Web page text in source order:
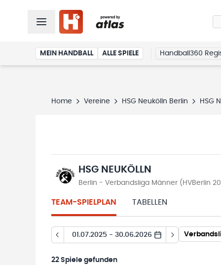
MEIN HANDBALL ALLE SPIELE Handball360
Home Vereine HSG Neukölln Berlin HSG
HSG NEUKÖLLN
Berlin - Verbandsliga Männer (HVBerlin
TEAM-SPIELPLAN TABELLEN
01.07.2025 - 30.06.2026
22 Spiele gefunden